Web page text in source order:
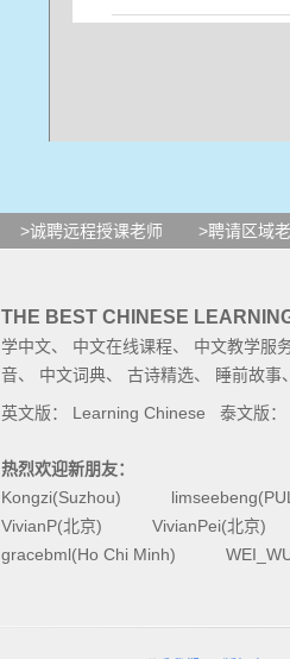
浪费在烧
自己 ，该
>诚聘远程授课老师 >聘请区域
THE BEST CHINESE
学中文、 中文在线课程、 中文教学服
音、 中文词典、 古诗精选、 睡前故事
英文版： Learning Chinese 泰文版：
热烈欢迎新朋友：
Kongzi(Suzhou)
VivianP(北京)
VivianPei(北京)
gracebml(Ho Chi Minh)